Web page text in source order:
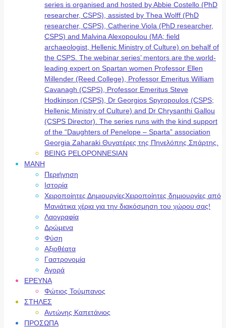
series is organised and hosted by Abbie Costello (PhD
researcher, CSPS), assisted by Thea Wolff (PhD
researcher, CSPS), Catherine Viola (PhD researcher,
CSPS) and Malvina Alexopoulou (MA; field
archaeologist, Hellenic Ministry of Culture) on behalf of
the CSPS. The webinar series’ mentors are the world-
leading expert on Spartan women Professor Ellen
Millender (Reed College), Professor Emeritus William
Cavanagh (CSPS), Professor Emeritus Steve
Hodkinson (CSPS), Dr Georgios Spyropoulos (CSPS;
Hellenic Ministry of Culture) and Dr Chrysanthi Gallou
(CSPS Director). The series runs with the kind support
of the “Daughters of Penelope – Sparta” association
Georgia Zaharaki Θυγατέρες της Πηνελόπης Σπάρτης.
BEING PELOPONNESIAN
ΜΑΝΗ
Περιήγηση
Ιστορία
Χειροποίητες ΔημιουργίεςΧειροποίητες δημιουργίες από
Μανιάτικα χέρια για την διακόσμηση του χώρου σας!
Λαογραφία
Δρώμενα
Φύση
Αξιοθέατα
Γαστρονομία
Αγορά
ΕΡΕΥΝΑ
Φώτιος Τούμπανος
ΣΤΗΛΕΣ
Αντώνης Καπετάνιος
ΠΡΟΣΩΠΑ